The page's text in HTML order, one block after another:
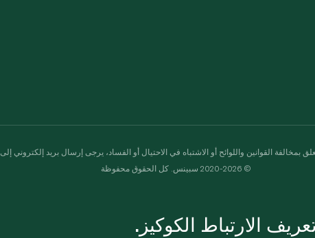
القوانين واللوائح أو الاشتباه في الاحتيال أو الفساد، يرجى إرسال بريد إلكتروني إلى
© 2020-2026 سبينس. كل الحقوق محفوظة
الارتباط الكوكيز.